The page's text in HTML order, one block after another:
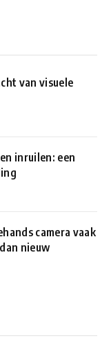
van visuele
inruilen: een
camera vaak
nieuw